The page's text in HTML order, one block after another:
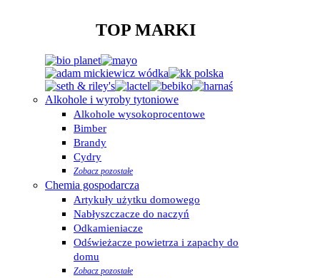
TOP MARKI
Alkohole i wyroby tytoniowe
Alkohole wysokoprocentowe
Bimber
Brandy
Cydry
Zobacz pozostałe
Chemia gospodarcza
Artykuły użytku domowego
Nabłyszczacze do naczyń
Odkamieniacze
Odświeżacze powietrza i zapachy do
domu
Zobacz pozostałe